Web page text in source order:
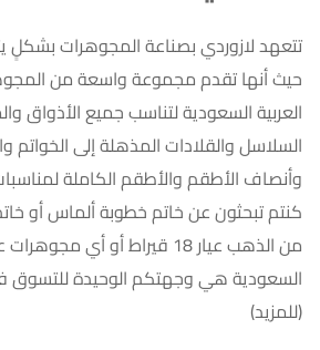
تتعهد لازوردي بصناعة المجوهرات بشكلٍ
حيث أنها تقدم مجموعة واسعة من
العربية السعودية لتناسب جميع الأذواق
السلاسل والقلادات المذهلة إلى الخواتم
وأنصاف الأطقم والأطقم الكاملة
كنتم تبحثون عن خاتم خطوبة ألماس أو
من الذهب عيار 18 قيراط أو أي
السعودية هي وجهتكم الوحيدة للتسوق
(للمزيد)